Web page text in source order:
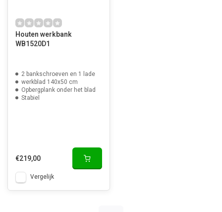
Houten werkbank
WB1520D1
2 bankschroeven en 1 lade
werkblad 140x50 cm
Opbergplank onder het blad
Stabiel
€219,00
Vergelijk